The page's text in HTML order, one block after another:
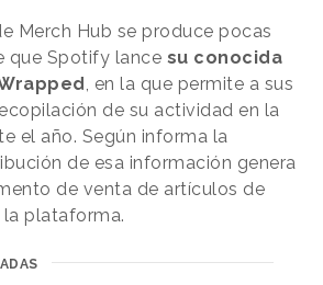
Merch Hub se produce pocas
que Spotify lance su conocida
, en la que permite a sus
de su actividad en la
el año. Según informa la
de esa información genera
de venta de artículos de
la plataforma.